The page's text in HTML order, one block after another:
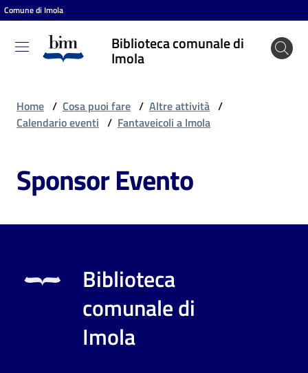
Vai al contenuto
Vai alla navigazione
Vai al footer
Comune di Imola
Biblioteca comunale di
Imola
Biblioteca
comunale
puoi
Home / Cosa puoi fare / Altre attività /
Calendario eventi / Fantaveicoli a Imola
Sponsor Evento
Biblioteca
comunale di
Imola